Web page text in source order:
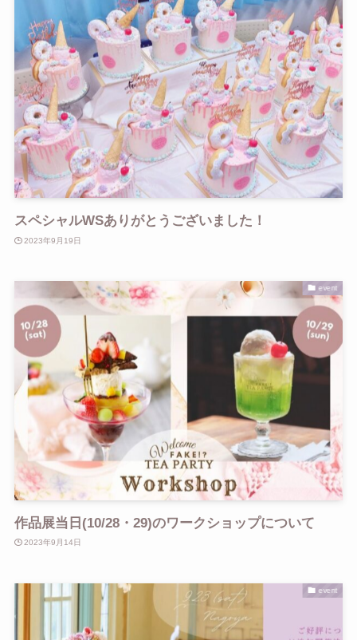
スペシャルWSありがとうございました！
2023年9月19日
event
作品展当日(10/28・29)のワークショップについて
2023年9月14日
event